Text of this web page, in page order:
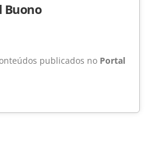
Buono
publicados no Portal